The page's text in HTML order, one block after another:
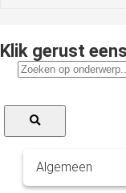
Klik gerust
Algemeen